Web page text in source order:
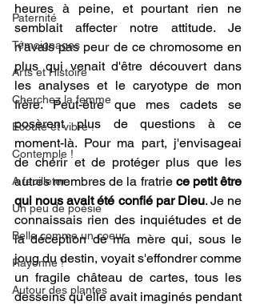
Paternité
Témoignages
Arts et Histoire
Cherchez la femme
Ecoute et vibre !
Contemple !
A feuilleter
Un peu de poésie
Belle comme un coeur
Rayonne !
Autour des plantes
heures à peine, et pourtant rien ne
semblait affecter notre attitude. Je
n'avais pas peur de ce chromosome en
plus qui venait d'être découvert dans
les analyses et le caryotype de mon
frère. Peut-être que mes cadets se
posèrent plus de questions à ce
moment-là. Pour ma part, j'envisageai
de chérir et de protéger plus que les
autres membres de la fratrie ce petit être
qui nous avait été confié par Dieu. Je ne
connaissais rien des inquiétudes et de
la déception de ma mère qui, sous le
joug du destin, voyait s'effondrer comme
un fragile château de cartes, tous les
desseins qu'elle avait imaginés pendant